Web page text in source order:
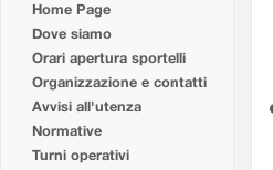
Home Page
Dove siamo
Orari apertura sportelli
Organizzazione e contatti
Avvisi all'utenza
Normative
Turni operativi